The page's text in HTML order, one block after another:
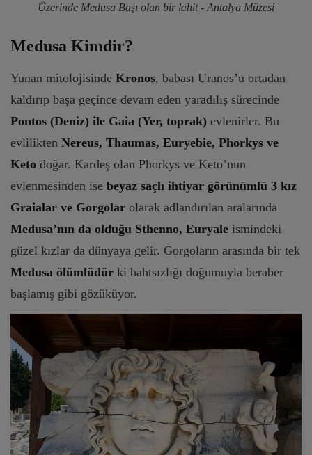
Üzerinde Medusa Başı olan bir lahit - Antalya Müzesi
Medusa Kimdir?
Yunan mitolojisinde Kronos, babası Uranos’u ortadan
kaldırıp başa geçince devam eden yaradılış sürecinde
Pontos (Deniz) ile Gaia (Yer, toprak) evlenirler. Bu
evlilikten Nereus, Thaumas, Euryebie, Phorkys ve
Keto doğar. Kardeş olan Phorkys ve Keto’nun
evlenmesinden ise beyaz saçlı ihtiyar görünümlü 3 kız
Graialar ve Gorgolar olarak adlandırılan aralarında
Medusa’nın da olduğu Sthenno, Euryale ismindeki
güzel kızlar da dünyaya gelir. Gorgoların arasında bir tek
Medusa ölümlüdür ki bahtsızlığı doğumuyla beraber
başlamış gibi gözüküyor.